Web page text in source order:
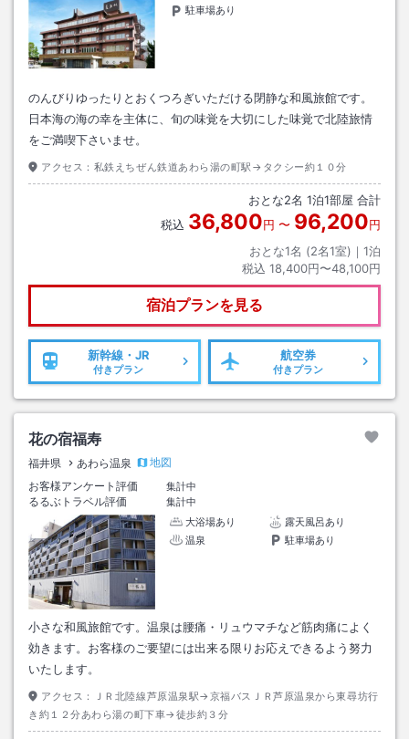
駐車場あり
のんびりゆったりとおくつろぎいただける閉静な和風旅館です。
日本海の海の幸を主体に、旬の味覚を大切にした味覚で北陸旅情
をご満喫下さいませ。
アクセス： 私鉄えちぜん鉄道あわら湯の町駅→タクシー約１０分
おとな2名 1泊1部屋 合計
税込 36,800円 〜 96,200円
おとな1名 (2名1室)｜ 1泊
税込 18,400円〜48,100円
宿泊プランを見る
新幹線・JR
付きプラン
航空券
付きプラン
花の宿福寿
福井県 あわら温泉
地図
お客様アンケート評価
集計中
るるぶトラベル評価
集計中
大浴場あり
露天風呂あり
温泉
駐車場あり
小さな和風旅館です。温泉は腰痛・リュウマチなど筋肉痛によく
効きます。お客様のご要望には出来る限りお応えできるよう努力
いたします。
アクセス：
ＪＲ北陸線芦原温泉駅→京福バスＪＲ芦原温泉から東尋坊行
き約１２分あわら湯の町下車→徒歩約３分